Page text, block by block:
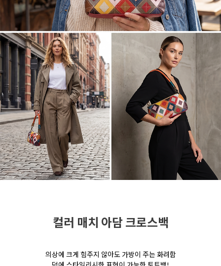
컬러 매치 아담 크로스백
의상에 크게 힘주지 않아도 가방이 주는 화려함